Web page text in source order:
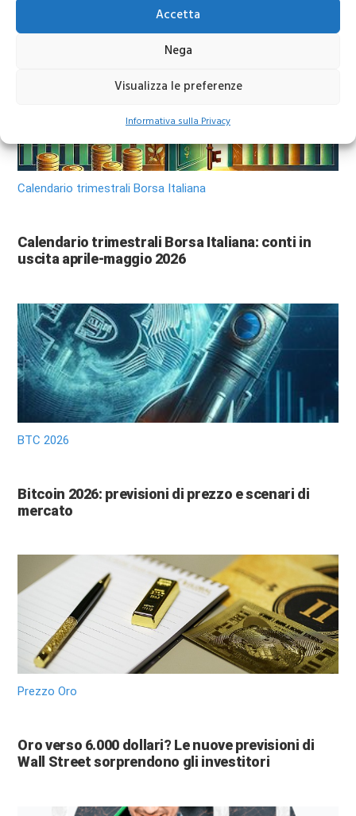
Accetta
Nega
Visualizza le preferenze
Informativa sulla Privacy
Calendario trimestrali Borsa Italiana
Calendario trimestrali Borsa Italiana: conti in
uscita aprile-maggio 2026
BTC 2026
Bitcoin 2026: previsioni di prezzo e scenari di
mercato
Prezzo Oro
Oro verso 6.000 dollari? Le nuove previsioni di
Wall Street sorprendono gli investitori